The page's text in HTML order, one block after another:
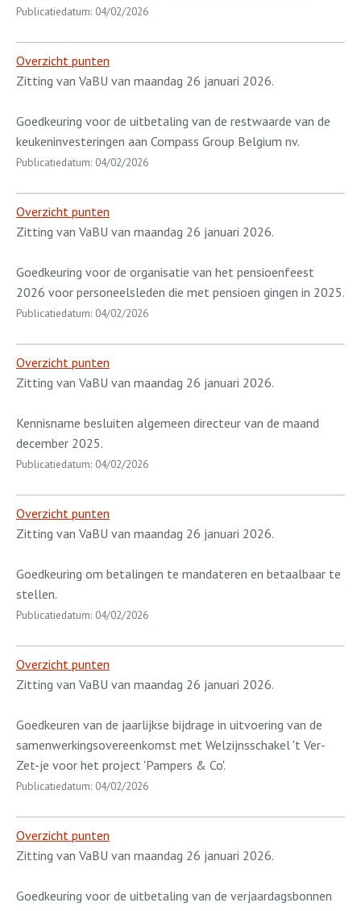
Publicatiedatum: 04/02/2026
Overzicht punten
Zitting van VaBU van maandag 26 januari 2026.
Goedkeuring voor de uitbetaling van de restwaarde van de
keukeninvesteringen aan Compass Group Belgium nv.
Publicatiedatum: 04/02/2026
Overzicht punten
Zitting van VaBU van maandag 26 januari 2026.
Goedkeuring voor de organisatie van het pensioenfeest
2026 voor personeelsleden die met pensioen gingen in 2025.
Publicatiedatum: 04/02/2026
Overzicht punten
Zitting van VaBU van maandag 26 januari 2026.
Kennisname besluiten algemeen directeur van de maand
december 2025.
Publicatiedatum: 04/02/2026
Overzicht punten
Zitting van VaBU van maandag 26 januari 2026.
Goedkeuring om betalingen te mandateren en betaalbaar te
stellen.
Publicatiedatum: 04/02/2026
Overzicht punten
Zitting van VaBU van maandag 26 januari 2026.
Goedkeuren van de jaarlijkse bijdrage in uitvoering van de
samenwerkingsovereenkomst met Welzijnsschakel 't Ver-
Zet-je voor het project 'Pampers & Co'.
Publicatiedatum: 04/02/2026
Overzicht punten
Zitting van VaBU van maandag 26 januari 2026.
Goedkeuring voor de uitbetaling van de verjaardagsbonnen